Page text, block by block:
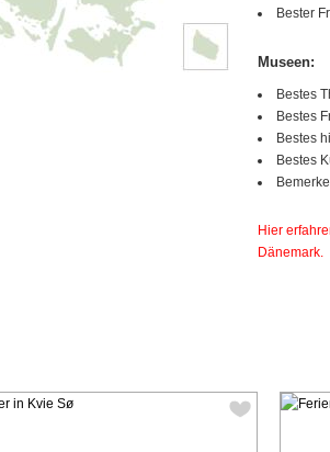
Bester
Museen:
Bestes
Bestes
Bestes
Bestes
Hier
Dänemark.